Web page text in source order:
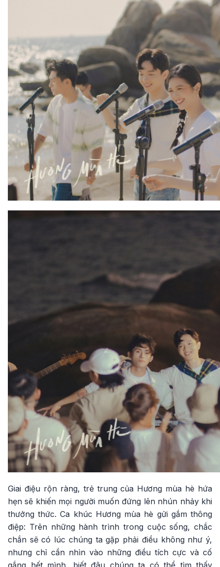
Giai điệu rộn ràng, trẻ trung của Hương mùa hè hứa
hẹn sẽ khiến mọi người muốn đứng lên nhún nhảy khi
thưởng thức. Ca khúc Hương mùa hè gửi gắm thông
điệp: Trên những hành trình trong cuộc sống, chắc
chắn sẽ có lúc chúng ta gặp phải điều không như ý,
nhưng chỉ cần nhìn vào những điều tích cực và cố
gắng hết mình, biết đâu chúng ta có thể tìm thấy